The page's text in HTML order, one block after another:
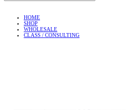
HOME
SHOP
WHOLESALE
CLASS / CONSULTING